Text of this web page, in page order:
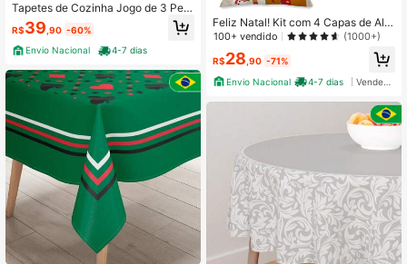
Tapetes de Cozinha Jogo de 3 Peç
as Natalino Natal e Duendes Antide
rrapante
R$39 ,90 -60%
Envio Nacional
4-7 dias
Feliz Natal! Kit com 4 Capas de Alm
ofadas Decorativas Natalinas Papai
100+ vendido (1000+)
R$28 ,90 -71%
Envio Nacional
4-7 dias